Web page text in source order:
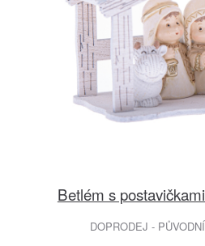
Betlém s
DOPRODEJ -